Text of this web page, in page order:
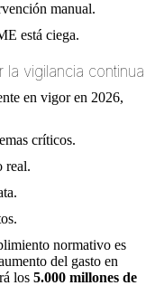
manual.
está ciega.
vigilancia continua
en vigor en 2026,
críticos.
real.
normativo es
del gasto en
los 5.000 millones de